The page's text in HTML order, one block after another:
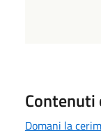
Domani la